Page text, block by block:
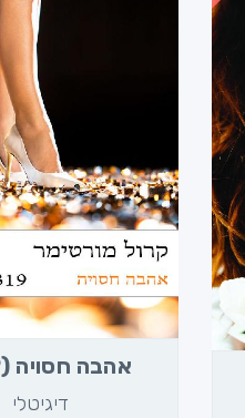
אהבה חסויה (319)
דיגיטלי